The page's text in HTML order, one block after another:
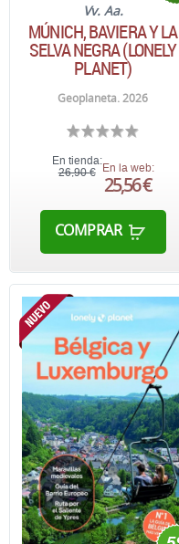
Vv. Aa.
MÚNICH, BAVIERA Y LA
SELVA NEGRA (LONELY
PLANET)
Geoplaneta. 2026
En tienda:
26,90 € En la web:
25,56 €
COMPRAR